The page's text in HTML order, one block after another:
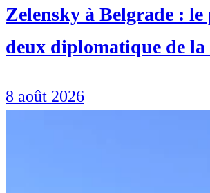
Zelensky à Belgrade : le
deux diplomatique de la
8 août 2026